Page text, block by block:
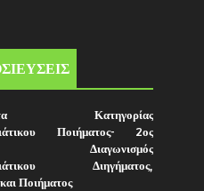
Κατηγορίας
Ποιήματος- 2ος
Διαγωνισμός
Διηγήματος,
Ποιήματος